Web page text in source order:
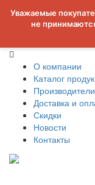
Уважаемые
не
О компании
Каталог
Производители
Доставка и
Скидки
Новости
Контакты